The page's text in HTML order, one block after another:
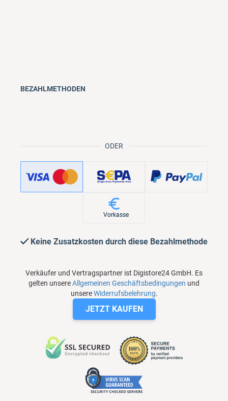
ODER
BEZAHLMETHODEN
Vorkasse
Keine Zusatzkosten durch diese Bezahlmethode
Verkäufer und Vertragspartner ist Digistore24 GmbH. Es
gelten unsereAllgemeinen Geschäftsbedingungen und
unsereWiderrufsbelehrung.
JETZT KAUFEN